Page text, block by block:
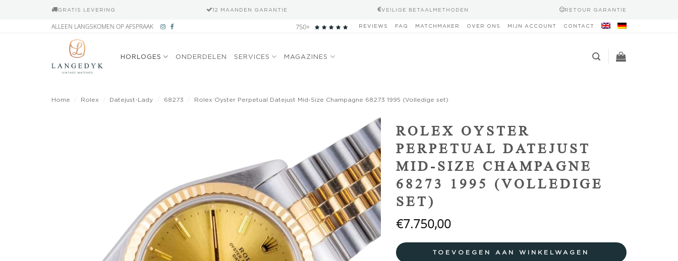
GRATIS LEVERING 12 MAANDEN GARANTIE VEILIGE BETAALMETHODEN RETOUR GARANTIE
ALLEEN LANGSKOMEN OP AFSPRAAK 750+ REVIEWS FAQ MATCHMAKER OVER ONS MIJN ACCOUNT CONTACT
HORLOGES ONDERDELEN SERVICES MAGAZINES
Home Rolex Datejust-Lady 68273 Rolex Oyster Perpetual Datejust Mid-Size Champagne 68273 1995 (Volledige set)
Add to
wishlist
ROLEX OYSTER
PERPETUAL DATEJUST
MID-SIZE CHAMPAGNE
68273 1995 (VOLLEDIGE
SET)
€7.750,00
TOEVOEGEN AAN WINKELWAGEN